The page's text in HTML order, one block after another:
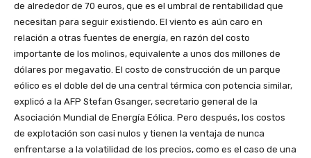
de alrededor de 70 euros, que es el umbral de rentabilidad que
necesitan para seguir existiendo. El viento es aún caro en
relación a otras fuentes de energía, en razón del costo
importante de los molinos, equivalente a unos dos millones de
dólares por megavatio. El costo de construcción de un parque
eólico es el doble del de una central térmica con potencia similar,
explicó a la AFP Stefan Gsanger, secretario general de la
Asociación Mundial de Energía Eólica. Pero después, los costos
de explotación son casi nulos y tienen la ventaja de nunca
enfrentarse a la volatilidad de los precios, como es el caso de una